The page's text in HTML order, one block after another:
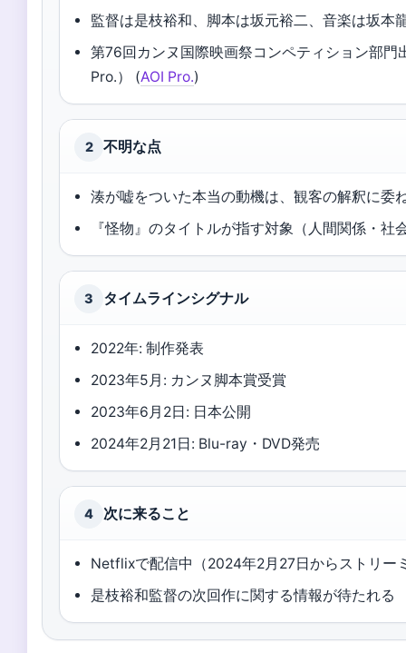
監督は是枝裕和、脚本は坂元裕二、音楽は坂本
第76回カンヌ国際映画祭コンペティション部門
Pro.） (AOI Pro.)
2 不明な点
湊が嘘をついた本当の動機は、観客の解釈に委
『怪物』のタイトルが指す対象（人間関係・社
3 タイムラインシグナル
2022年: 制作発表
2023年5月: カンヌ脚本賞受賞
2023年6月2日: 日本公開
2024年2月21日: Blu-ray・DVD発売
4 次に来ること
Netflixで配信中（2024年2月27日からストリー
是枝裕和監督の次回作に関する情報が待たれる